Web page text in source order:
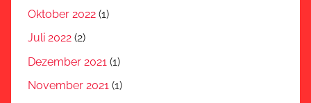
Oktober 2022 (1)
Juli 2022 (2)
Dezember 2021 (1)
November 2021 (1)